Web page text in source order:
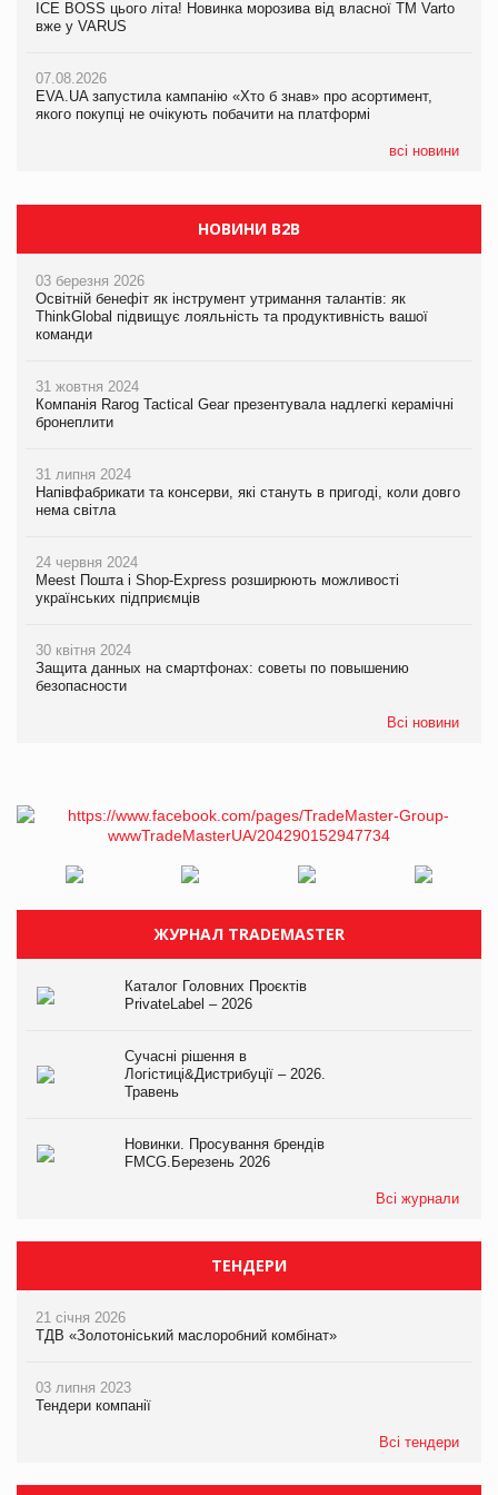
ICE BOSS цього літа! Новинка морозива від власної ТМ Varto
вже у VARUS
07.08.2026
EVA.UA запустила кампанію «Хто б знав» про асортимент,
якого покупці не очікують побачити на платформі
всі новини
06.08.2026
Смачна новинка для хвостатих: у VARUS з’явилися паучі
05.08.2026
Мережа супермаркетів VARUS купує мережу магазинів
НОВИНИ B2B
03 березня 2026
Освітній бенефіт як інструмент утримання талантів: як
ThinkGlobal підвищує лояльність та продуктивність вашої
команди
31 жовтня 2024
Компанія Rarog Tactical Gear презентувала надлегкі керамічні
бронеплити
31 липня 2024
Напівфабрикати та консерви, які стануть в пригоді, коли довго
нема світла
24 червня 2024
Meest Пошта і Shop-Express розширюють можливості
українських підприємців
30 квітня 2024
Защита данных на смартфонах: советы по повышению
безопасности
Всі новини
ЖУРНАЛ TRADEMASTER
Каталог Головних Проєктів
PrivateLabel – 2026
Сучасні рішення в
Логістиці&Дистрибуції – 2026.
Травень
Новинки. Просування брендів
FMCG.Березень 2026
Всі журнали
ТЕНДЕРИ
21 січня 2026
ТДВ «Золотоніський маслоробний комбінат»
03 липня 2023
Тендери компанії
Всі тендери